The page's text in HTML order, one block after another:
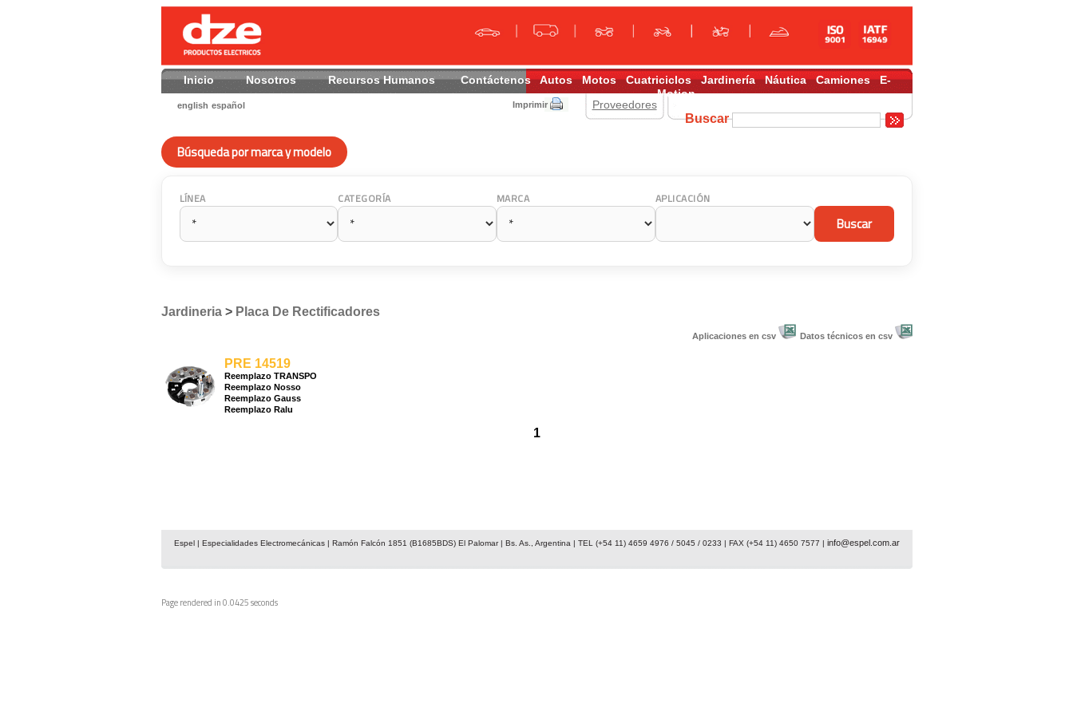
Inicio Nosotros Recursos Humanos Contáctenos Autos Motos Cuatriciclos Jardinería Náutica Camiones
E-
Motion
english español Imprimir Proveedores
Buscar
Búsqueda por marca y modelo
LÍNEA CATEGORÍA MARCA APLICACIÓN
Jardineria> Placa De Rectificadores
Aplicaciones en csv Datos técnicos en csv
PRE 14519
Reemplazo TRANSPO
Reemplazo Nosso
Reemplazo Gauss
Reemplazo Ralu
1
Espel | Especialidades Electromecánicas | Ramón Falcón 1851 (B1685BDS) El Palomar | Bs. As., Argentina | TEL (+54 11) 4659 4976 / 5045 / 0233 | FAX (+54 11) 4650 7577 | info@espel.com.ar
Page rendered in 0.0425 seconds